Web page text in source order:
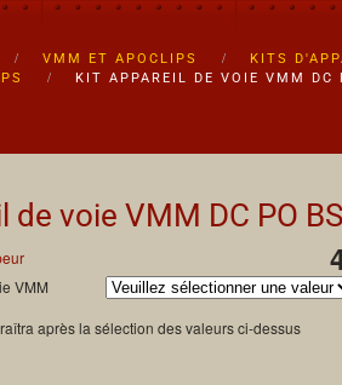
VMM ET APOCLIPS
KITS
KIT APPAREIL DE VOIE VMM DC
de voie VMM DC PO
VMM
après la sélection des valeurs ci-dessus